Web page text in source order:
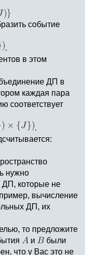
событие
.
в этом
ДП в
каждая пара
соответствует
.
нужно
ДП, которые не
вычисление
ДП, их
то предложите
и
были
что у Вас это не